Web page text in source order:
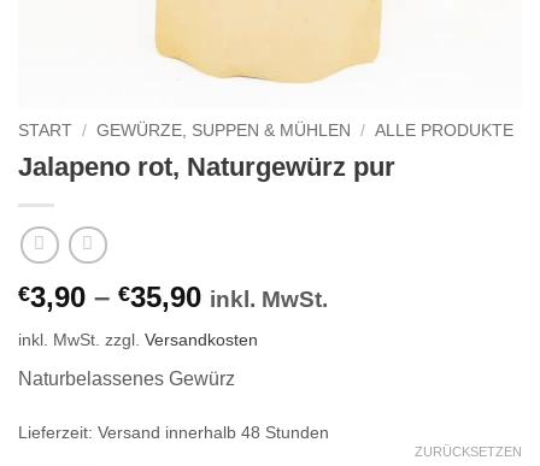
START / GEWÜRZE, SUPPEN & MÜHLEN / ALLE PRODUKTE
Jalapeno rot, Naturgewürz pur
€3,90 – €35,90 inkl. MwSt.
inkl. MwSt. zzgl. Versandkosten
Naturbelassenes Gewürz
Lieferzeit: Versand innerhalb 48 Stunden
ZURÜCKSETZEN